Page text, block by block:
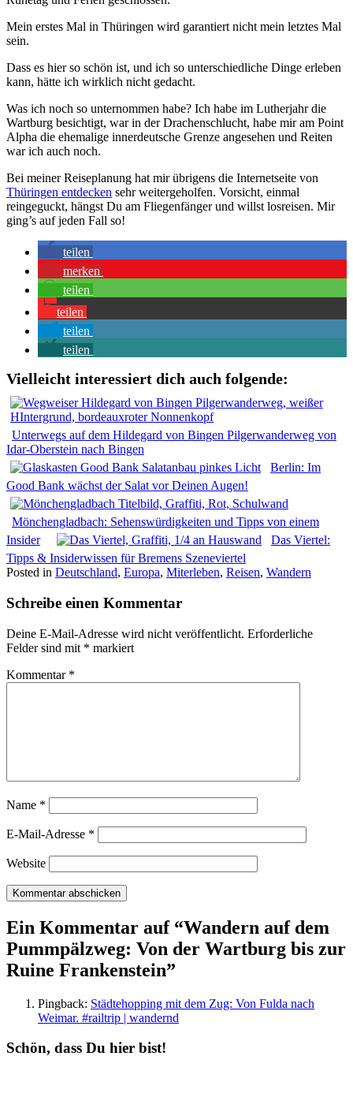
Mein erstes Mal in Thüringen wird garantiert nicht mein letztes Mal
sein.
Dass es hier so schön ist, und ich so unterschiedliche Dinge erleben
kann, hätte ich wirklich nicht gedacht.
Was ich noch so unternommen habe? Ich habe im Lutherjahr die
Wartburg besichtigt, war in der Drachenschlucht, habe mir am Point
Alpha die ehemalige innerdeutsche Grenze angesehen und Reiten
war ich auch noch.
Bei meiner Reiseplanung hat mir übrigens die Internetseite von
Thüringen entdecken sehr weitergeholfen. Vorsicht, einmal
reingeguckt, hängst Du am Fliegenfänger und willst losreisen. Mir
ging’s auf jeden Fall so!
teilen
merken
teilen
teilen
teilen
teilen
Vielleicht interessiert dich auch folgende:
Unterwegs auf dem Hildegard von Bingen Pilgerwanderweg von
Idar-Oberstein nach Bingen
Berlin: Im
Good Bank wächst der Salat vor Deinen Augen!
Mönchengladbach: Sehenswürdigkeiten und Tipps von einem
Insider
Das Viertel:
Tipps & Insiderwissen für Bremens Szeneviertel
Posted in Deutschland, Europa, Miterleben, Reisen, Wandern
Schreibe einen Kommentar
Deine E-Mail-Adresse wird nicht veröffentlicht. Erforderliche
Felder sind mit * markiert
Kommentar *
Name *
E-Mail-Adresse *
Website
Ein Kommentar auf “Wandern auf dem
Pummpälzweg: Von der Wartburg bis zur
Ruine Frankenstein”
Pingback: Städtehopping mit dem Zug: Von Fulda nach
Weimar. #railtrip | wandernd
Schön, dass Du hier bist!